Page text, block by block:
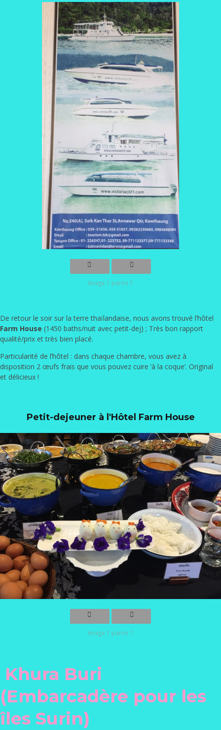
Image 1 parmi 1
De retour le soir sur la terre thaïlandaise, nous avons trouvé l’hôtel
Farm House (1450 baths/nuit avec petit-dej) ; Très bon rapport
qualité/prix et très bien placé.
Particularité de l’hôtel : dans chaque chambre, vous avez à
disposition 2 œufs frais que vous pouvez cuire ‘à la coque’. Original
et délicieux !
Petit-dejeuner à l'Hôtel Farm House
Image 1 parmi 1
Khura Buri
(Embarcadère pour les
îles Surin)